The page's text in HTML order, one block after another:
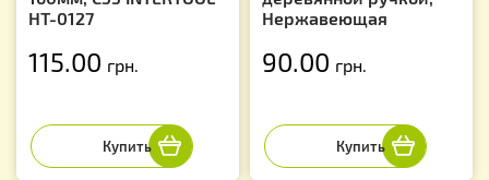
HT-0127
115.00 грн.
Нержавеющая
90.00 грн.